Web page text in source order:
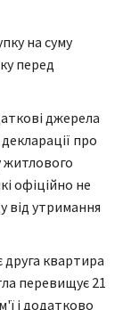
на суму
перед
джерела
про
житлового
офіційно не
від утримання
друга квартира
перевищує 21
і додатково